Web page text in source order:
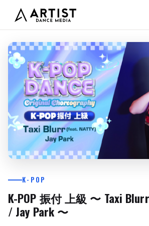
K-POP
K-POP 振付 上級 〜 Taxi
/ Jay Park 〜